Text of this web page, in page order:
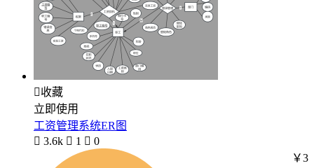
收藏
立即使用
工资管理系统ER图
 3.6k  1  0
￥3